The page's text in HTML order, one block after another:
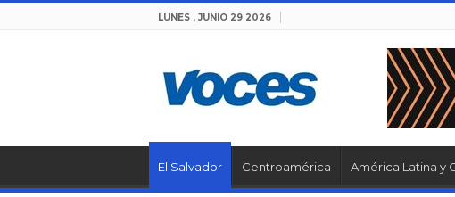
LUNES , JUNIO 29 2026
El Salvador Centroamérica América Latina y